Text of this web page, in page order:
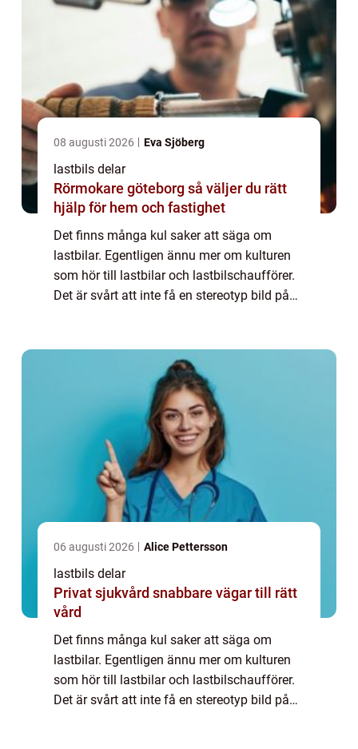
08 augusti 2026 Eva Sjöberg
lastbils delar
Rörmokare göteborg så väljer du rätt
hjälp för hem och fastighet
Det finns många kul saker att säga om
lastbilar. Egentligen ännu mer om kulturen
som hör till lastbilar och lastbilschaufförer.
Det är svårt att inte få en stereotyp bild på
06 augusti 2026 Alice Pettersson
lastbils delar
Privat sjukvård snabbare vägar till rätt
vård
Det finns många kul saker att säga om
lastbilar. Egentligen ännu mer om kulturen
som hör till lastbilar och lastbilschaufförer.
Det är svårt att inte få en stereotyp bild på